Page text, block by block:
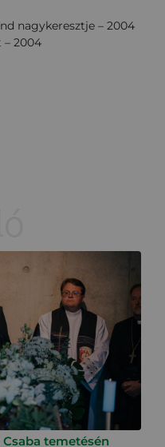
nagykeresztje – 2004
– 2004
temetésén